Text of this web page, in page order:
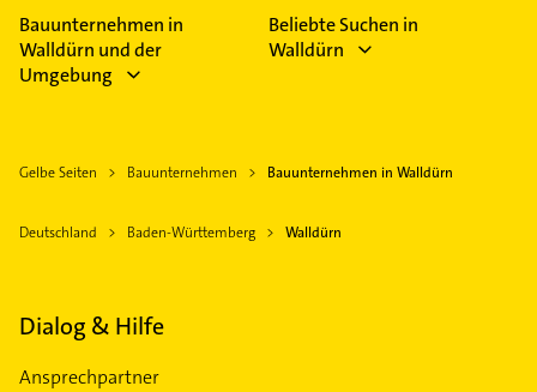
Feiertagen abweichen können.
Bauunternehmen in
Walldürn und der
Umgebung
Beliebte Suchen in
Walldürn
Gelbe Seiten Bauunternehmen Bauunternehmen in Walldürn
Deutschland Baden-Württemberg Walldürn
Dialog & Hilfe
Ansprechpartner